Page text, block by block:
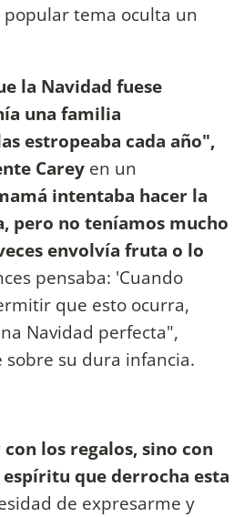
tema oculta un
la Navidad fuese
una familia
estropeaba cada año",
Carey en un
intentaba hacer la
pero no teníamos mucho
envolvía fruta o lo
pensaba: 'Cuando
que esto ocurra,
Navidad perfecta",
sobre su dura infancia.
los regalos, sino con
que derrocha esta
de expresarme y